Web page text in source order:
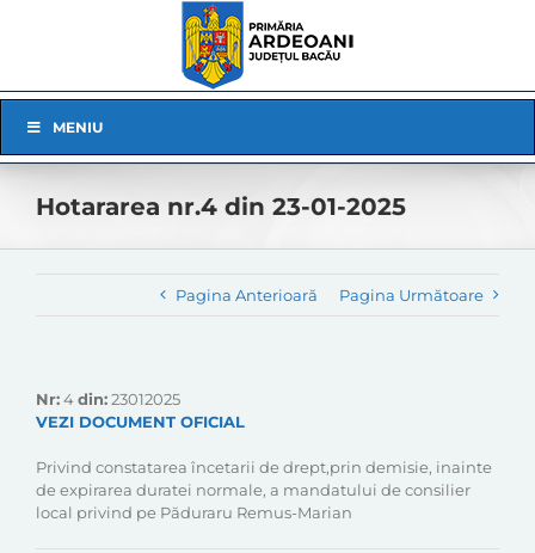
Navigation
MENIU
Hotararea nr.4 din 23-01-2025
Pagina Anterioară Pagina Următoare
Nr:4din:23012025
VEZI DOCUMENT OFICIAL
Privind constatarea încetarii de drept,prin demisie, inainte
de expirarea duratei normale, a mandatului de consilier
local privind pe Păduraru Remus-Marian